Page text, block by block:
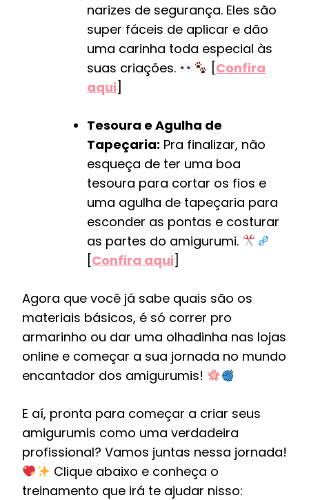
narizes de segurança. Eles são
super fáceis de aplicar e dão
uma carinha toda especial às
suas criações.
[Confira
aqui]
Tesoura e Agulha de
Tapeçaria: Pra finalizar, não
esqueça de ter uma boa
tesoura para cortar os fios e
uma agulha de tapeçaria para
esconder as pontas e costurar
as partes do amigurumi.
[Confira aqui]
Agora que você já sabe quais são os
materiais básicos, é só correr pro
armarinho ou dar uma olhadinha nas lojas
online e começar a sua jornada no mundo
encantador dos amigurumis!
E aí, pronta para começar a criar seus
amigurumis como uma verdadeira
profissional? Vamos juntas nessa jornada!
Clique abaixo e conheça o
treinamento que irá te ajudar nisso: